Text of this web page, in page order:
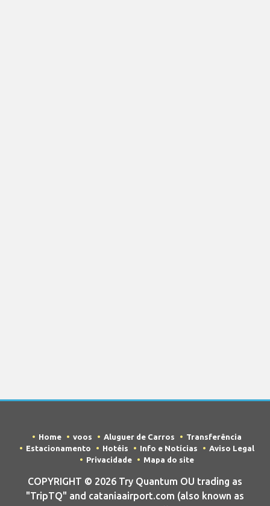
Home voos Aluguer de Carros
Transferência
Estacionamento
Hotéis Info e Notícias
Aviso Legal
Privacidade
Mapa do site
COPYRIGHT © 2026 Try Quantum OU trading as
"TripTQ" and cataniaairport.com (also known as